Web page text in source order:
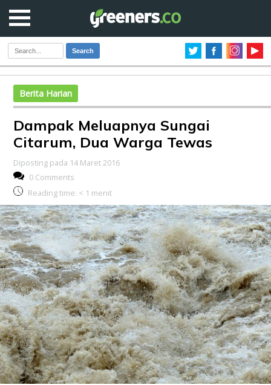
Search
Berita Harian
Dampak Meluapnya Sungai
Citarum, Dua Warga Tewas
Diposting pada 14 Maret 2016
0 Comments
Reading time: < 1 menit